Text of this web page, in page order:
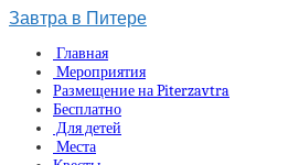
Завтра в Питере
Главная
Мероприятия
Размещение на Piterzavtra
Бесплатно
Для детей
Места